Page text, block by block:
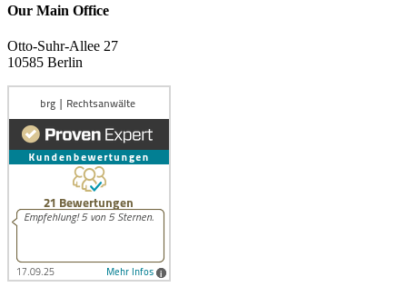
Our Main Office
Otto-Suhr-Allee 27
10585 Berlin